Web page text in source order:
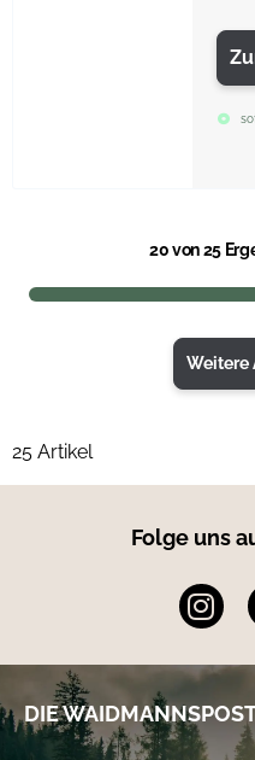
20von 25
Weitere
25 Artikel
Folge uns
DIE